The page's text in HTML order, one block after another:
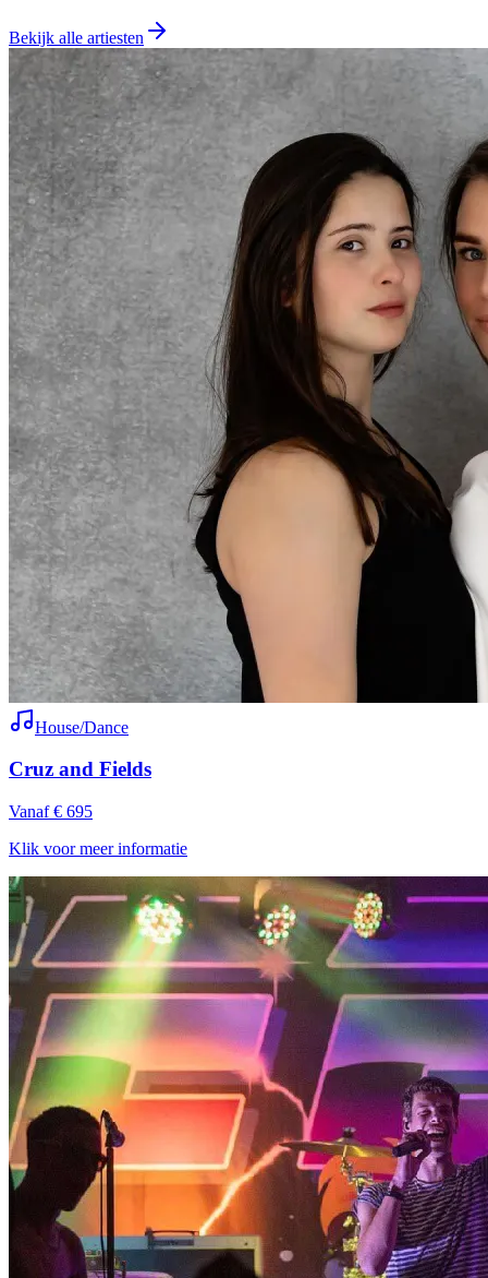
Bekijk alle artiesten
House/Dance
Cruz and Fields
Vanaf € 695
Klik voor meer informatie